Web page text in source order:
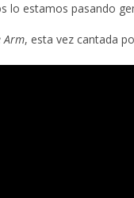
lo estamos pasando
Arm, esta vez cantada